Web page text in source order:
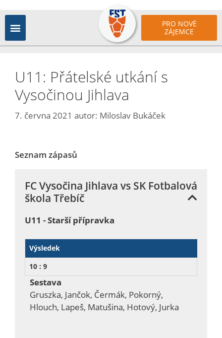
PRO NOVÉ
ZÁJEMCE
U11: Přátelské utkání s
Vysočinou Jihlava
7. června 2021 autor: Miloslav Bukáček
Seznam zápasů
FC Vysočina Jihlava vs SK Fotbalová
škola Třebíč
U11 - Starší přípravka
Výsledek
10 : 9
Sestava
Gruszka, Jančok, Čermák, Pokorný,
Hlouch, Lapeš, Matušina, Hotový, Jurka